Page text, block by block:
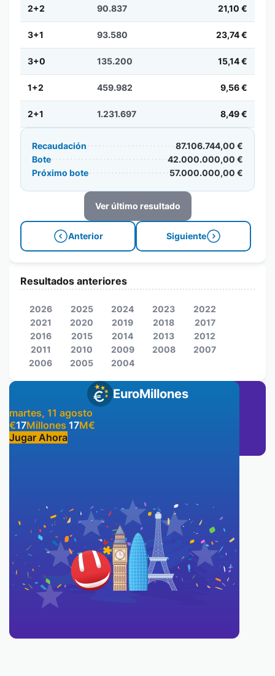
2+2 90.837 21,10 €
3+1 93.580 23,74 €
3+0 135.200 15,14 €
1+2 459.982 9,56 €
2+1 1.231.697 8,49 €
Recaudación
87.106.744,00 €
Bote
42.000.000,00 €
Próximo bote
57.000.000,00 €
Ver último resultado
Anterior Siguiente
EuroMillones
martes, 11 agosto
€17Millones 17M€
Jugar Ahora
Resultados anteriores
2026 2025 2024 2023
2022
2021
2020 2019 2018
2017
2016
2015 2014 2013
2012
2011
2010 2009 2008
2007
2006
2005 2004